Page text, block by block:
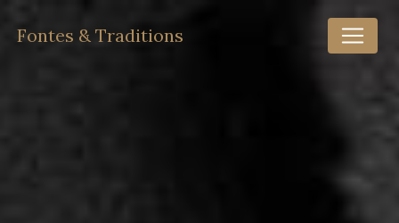
Fontes & Traditions